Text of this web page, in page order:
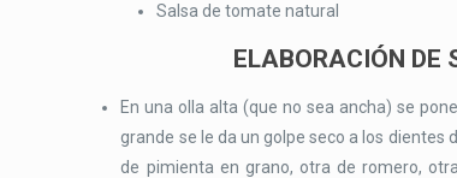
Salsa de tomate natural
ELABORACIÓN DE
En una olla alta (que no sea ancha) se
grande se le da un golpe seco a los dientes
de pimienta en grano, otra de romero,